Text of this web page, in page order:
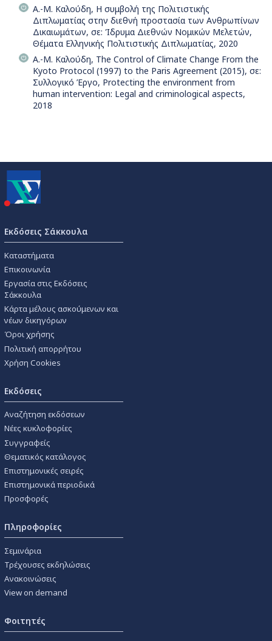
Α.-Μ. Καλούδη, Η συμβολή της Πολιτιστικής
Διπλωματίας στην διεθνή προστασία των Ανθρωπίνων
Δικαιωμάτων, σε: Ίδρυμα Διεθνών Νομικών Μελετών,
Θέματα Ελληνικής Πολιτιστικής Διπλωματίας, 2020
Α.-Μ. Καλούδη, The Control of Climate Change From the
Kyoto Protocol (1997) to the Paris Agreement (2015), σε:
Συλλογικό Έργο, Protecting the environment from
human intervention: Legal and criminological aspects,
2018
Εκδόσεις Σάκκουλα
Καταστήματα
Επικοινωνία
Εργασία στις Εκδόσεις
Σάκκουλα
Κάρτα μέλους ασκούμενων και
νέων δικηγόρων
Όροι χρήσης
Πολιτική απορρήτου
Χρήση Cookies
Εκδόσεις
Αναζήτηση εκδόσεων
Νέες κυκλοφορίες
Συγγραφείς
Θεματικός κατάλογος
Επιστημονικές σειρές
Επιστημονικά περιοδικά
Προσφορές
Πληροφορίες
Σεμινάρια
Τρέχουσες εκδηλώσεις
Ανακοινώσεις
View on demand
Φοιτητές